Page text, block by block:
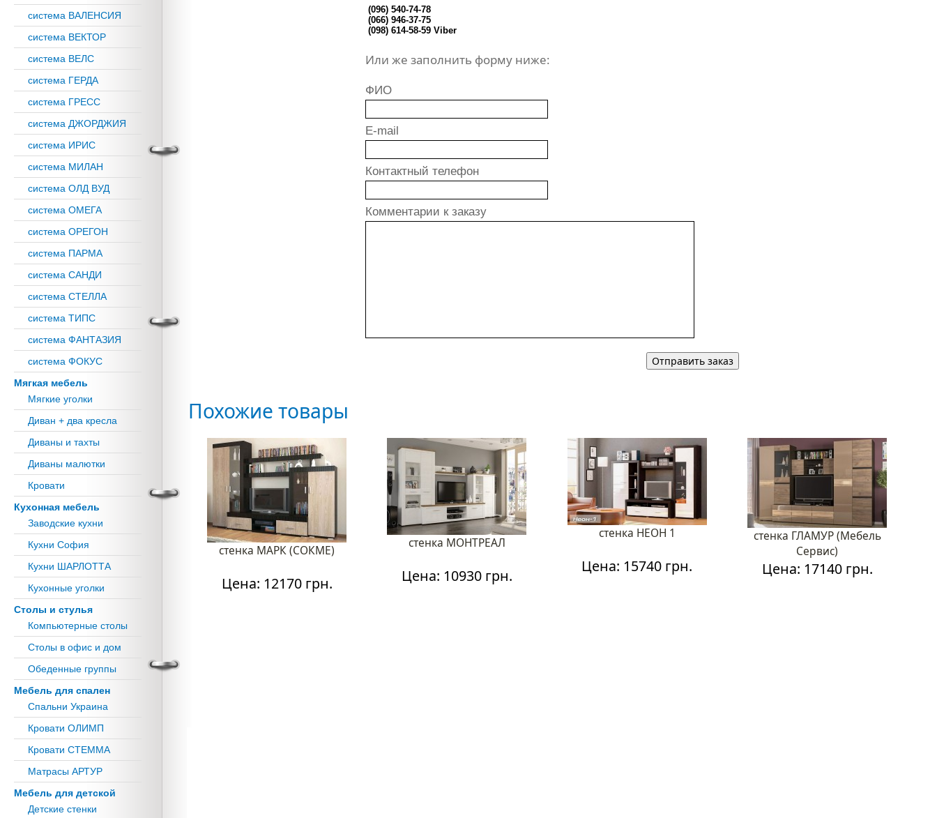
(096) 540-74-78
(066) 946-37-75
(098) 614-58-59 Viber
Или же заполнить форму ниже:
ФИО
E-mail
Контактный телефон
Комментарии к заказу
Похожие товары
стенка МАРК (СОКМЕ)
Цена: 12170 грн.
стенка МОНТРЕАЛ
Цена: 10930 грн.
стенка НЕОН 1
Цена: 15740 грн.
стенка ГЛАМУР (Мебель
Сервис)
Цена: 17140 грн.
система ВАЛЕНСИЯ
система ВЕКТОР
система ВЕЛС
система ГЕРДА
система ГРЕСС
система ДЖОРДЖИЯ
система ИРИС
система МИЛАН
система ОЛД ВУД
система ОМЕГА
система ОРЕГОН
система ПАРМА
система САНДИ
система СТЕЛЛА
система ТИПС
система ФАНТАЗИЯ
система ФОКУС
Мягкая мебель
Мягкие уголки
Диван + два кресла
Диваны и тахты
Диваны малютки
Кровати
Кухонная мебель
Заводские кухни
Кухни София
Кухни ШАРЛОТТА
Кухонные уголки
Столы и стулья
Компьютерные столы
Столы в офис и дом
Обеденные группы
Мебель для спален
Спальни Украина
Кровати ОЛИМП
Кровати СТЕММА
Матрасы АРТУР
Мебель для детской
Детские стенки